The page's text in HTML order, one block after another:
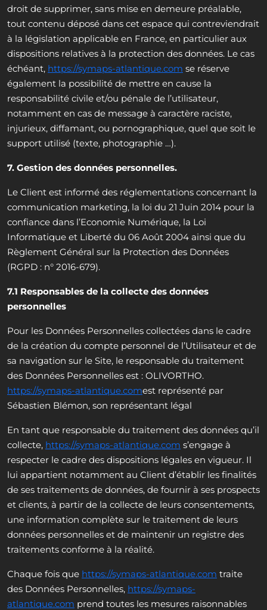
droit de supprimer, sans mise en demeure préalable,
tout contenu déposé dans cet espace qui contreviendrait
à la législation applicable en France, en particulier aux
dispositions relatives à la protection des données. Le cas
échéant, https://symaps-atlantique.com se réserve
également la possibilité de mettre en cause la
responsabilité civile et/ou pénale de l’utilisateur,
notamment en cas de message à caractère raciste,
injurieux, diffamant, ou pornographique, quel que soit le
support utilisé (texte, photographie …).
7. Gestion des données personnelles.
Le Client est informé des réglementations concernant la
communication marketing, la loi du 21 Juin 2014 pour la
confiance dans l’Economie Numérique, la Loi
Informatique et Liberté du 06 Août 2004 ainsi que du
Règlement Général sur la Protection des Données
(RGPD : n° 2016-679).
7.1 Responsables de la collecte des données
personnelles
Pour les Données Personnelles collectées dans le cadre
de la création du compte personnel de l’Utilisateur et de
sa navigation sur le Site, le responsable du traitement
des Données Personnelles est : OLIVORTHO.
https://symaps-atlantique.comest représenté par
Sébastien Blémon, son représentant légal
En tant que responsable du traitement des données qu’il
collecte, https://symaps-atlantique.com s’engage à
respecter le cadre des dispositions légales en vigueur. Il
lui appartient notamment au Client d’établir les finalités
de ses traitements de données, de fournir à ses prospects
et clients, à partir de la collecte de leurs consentements,
une information complète sur le traitement de leurs
données personnelles et de maintenir un registre des
traitements conforme à la réalité.
Chaque fois que https://symaps-atlantique.com traite
des Données Personnelles, https://symaps-
atlantique.com prend toutes les mesures raisonnables